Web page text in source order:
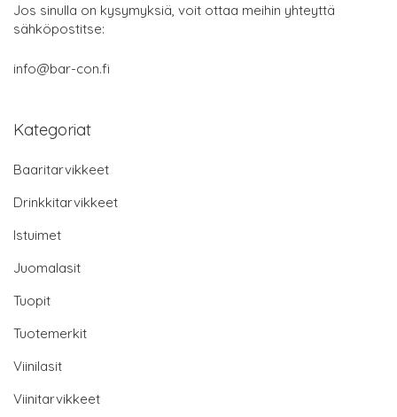
Jos sinulla on kysymyksiä, voit ottaa meihin yhteyttä
sähköpostitse:
info@bar-con.fi
Kategoriat
Baaritarvikkeet
Drinkkitarvikkeet
Istuimet
Juomalasit
Tuopit
Tuotemerkit
Viinilasit
Viinitarvikkeet